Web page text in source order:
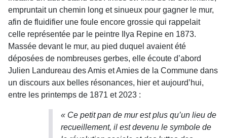
empruntait un chemin long et sinueux pour gagner le mur,
afin de fluidifier une foule encore grossie qui rappelait
celle représentée par le peintre Ilya Repine en 1873.
Massée devant le mur, au pied duquel avaient été
déposées de nombreuses gerbes, elle écoute d’abord
Julien Landureau des Amis et Amies de la Commune dans
un discours aux belles résonances, hier et aujourd’hui,
entre les printemps de 1871 et 2023 :
« Ce petit pan de mur est plus qu’un lieu de
recueillement, il est devenu le symbole de